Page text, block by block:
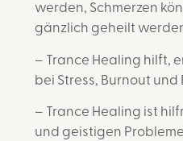
werden, Schmerzen
gänzlich geheilt
– Trance Healing hilft,
bei Stress, Burnout und
– Trance Healing ist
und geistigen